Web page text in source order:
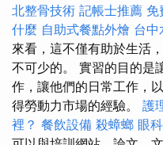
北整骨技術 記帳士推薦 免
什麼 自助式餐點外燴 台中
來看，這不僅有助於生活
不可少的。 實習的目的是
作，讓他們的日常工作，
得勞動力市場的經驗。 護
裡？ 餐飲設備 殺蟑螂 眼科